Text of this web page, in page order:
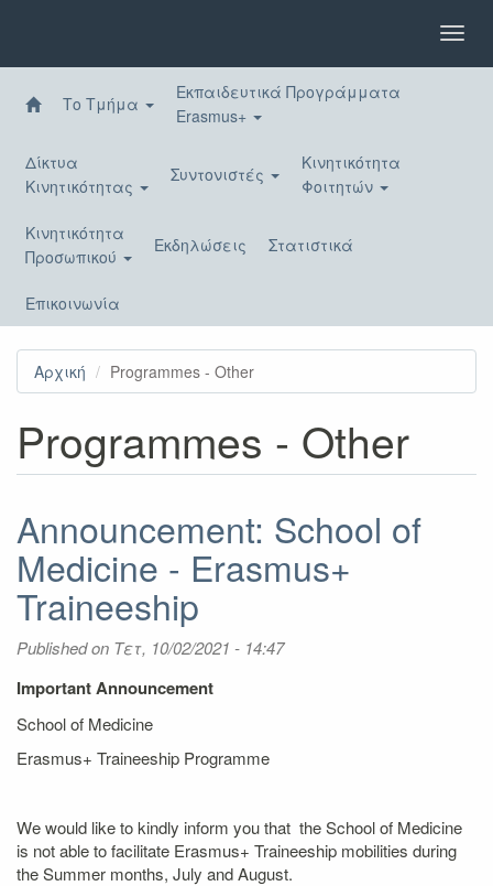
περιεχόμενο
Το Τμήμα
Εκπαιδευτικά Προγράμματα
Erasmus+
Δίκτυα
Κινητικότητας
Συντονιστές
Κινητικότητα
Φοιτητών
Κινητικότητα
Προσωπικού
Εκδηλώσεις Στατιστικά
Επικοινωνία
Αρχική Programmes - Other
Programmes - Other
Announcement: School of
Medicine - Erasmus+
Traineeship
Published on Τετ, 10/02/2021 - 14:47
Important Announcement
School of Medicine
Erasmus+ Traineeship Programme
We would like to kindly inform you that the School of Medicine
is not able to facilitate Erasmus+ Traineeship mobilities during
the Summer months, July and August.